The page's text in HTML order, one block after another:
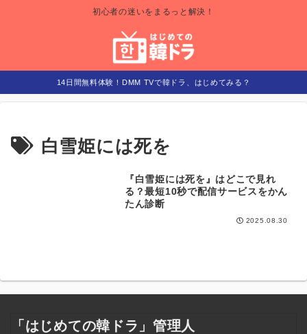
初心者の迷いをまるっと解決！
14日間無料体験！DMM TVで韓ドラ、はじめてみる？
白雪姫には死を
『白雪姫には死を』はどこで見れ
る？最短10秒で配信サービスをかん
たん診断
2025.08.30
「はじめての韓ドラ」管理人